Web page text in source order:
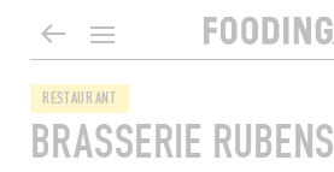
RESTAURANT
BRASSERIE RUBENS